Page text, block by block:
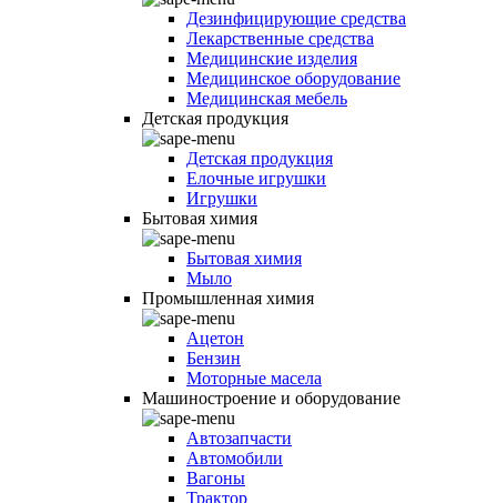
Дезинфицирующие средства
Лекарственные средства
Медицинские изделия
Медицинское оборудование
Медицинская мебель
Детская продукция
Детская продукция
Елочные игрушки
Игрушки
Бытовая химия
Бытовая химия
Мыло
Промышленная химия
Ацетон
Бензин
Моторные масела
Машиностроение и оборудование
Автозапчасти
Автомобили
Вагоны
Трактор